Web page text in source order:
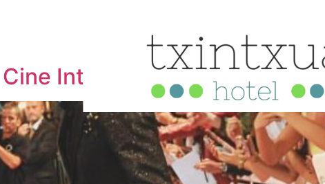
Internacional de Donostia